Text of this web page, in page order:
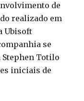
de
realizado em
Ubisoft
se
Totilo
iniciais de